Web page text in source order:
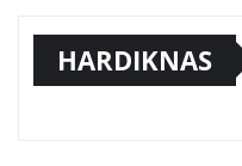
HARDIKNAS